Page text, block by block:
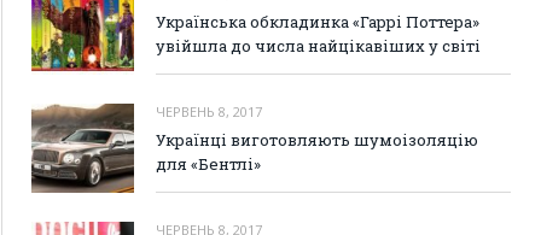
Українська обкладинка «Гаррі Поттера»
увійшла до числа найцікавіших у світі
ЧЕРВЕНЬ 8, 2017
Українці виготовляють шумоізоляцію
для «Бентлі»
ЧЕРВЕНЬ 8, 2017